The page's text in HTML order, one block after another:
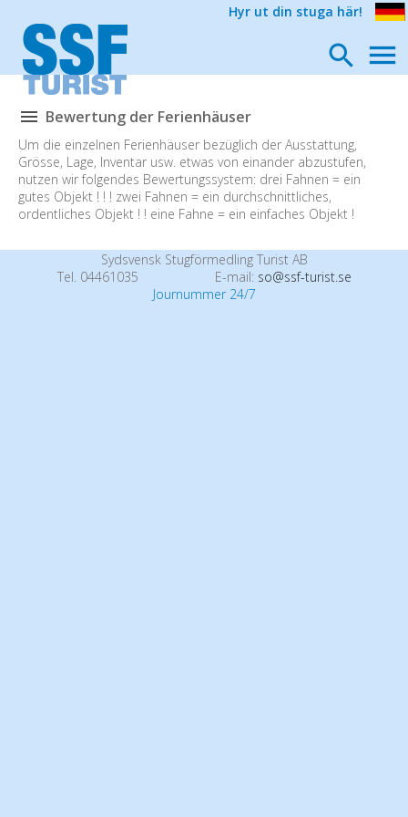
Hyr ut din stuga här!
Bewertung der Ferienhäuser
Um die einzelnen Ferienhäuser bezüglich der Ausstattung,
Grösse, Lage, Inventar usw. etwas von einander abzustufen,
nutzen wir folgendes Bewertungssystem: drei Fahnen = ein
gutes Objekt ! ! ! zwei Fahnen = ein durchschnittliches,
ordentliches Objekt ! ! eine Fahne = ein einfaches Objekt !
Sydsvensk Stugförmedling Turist AB
Tel. 04461035
E-mail: so@ssf-turist.se
Journummer 24/7